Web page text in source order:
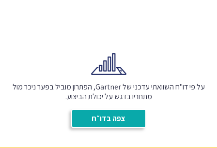
על פי דו"ח השוואתי עדכני של Gartner, הפתרון מוביל בפער ניכר מול
מתחריו בדגש על יכולת הביצוע.
צפה בדו״ח